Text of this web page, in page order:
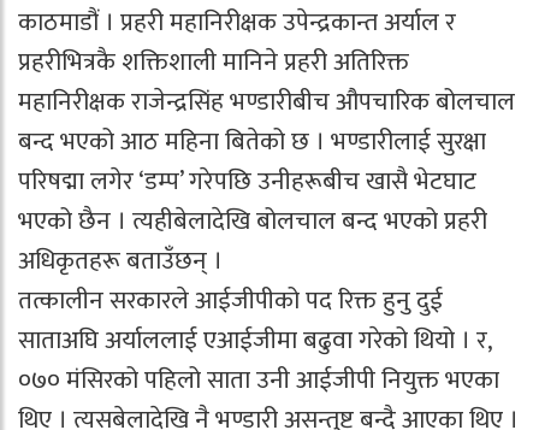
काठमाडौं । प्रहरी महानिरीक्षक उपेन्द्रकान्त अर्याल र
प्रहरीभित्रकै शक्तिशाली मानिने प्रहरी अतिरिक्त
महानिरीक्षक राजेन्द्रसिंह भण्डारीबीच औपचारिक बोलचाल
बन्द भएको आठ महिना बितेको छ । भण्डारीलाई सुरक्षा
परिषद्मा लगेर ‘डम्प’ गरेपछि उनीहरूबीच खासै भेटघाट
भएको छैन । त्यहीबेलादेखि बोलचाल बन्द भएको प्रहरी
अधिकृतहरू बताउँछन् ।
तत्कालीन सरकारले आईजीपीको पद रिक्त हुनु दुई
साताअघि अर्याललाई एआईजीमा बढुवा गरेको थियो । र,
०७० मंसिरको पहिलो साता उनी आईजीपी नियुक्त भएका
थिए । त्यसबेलादेखि नै भण्डारी असन्तुष्ट बन्दै आएका थिए ।